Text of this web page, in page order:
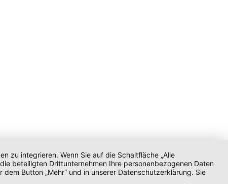
zu integrieren. Wenn Sie auf die Schaltfläche „Alle
beteiligten Drittunternehmen Ihre personenbezogenen Daten
Button „Mehr“ und in unserer Datenschutzerklärung. Sie